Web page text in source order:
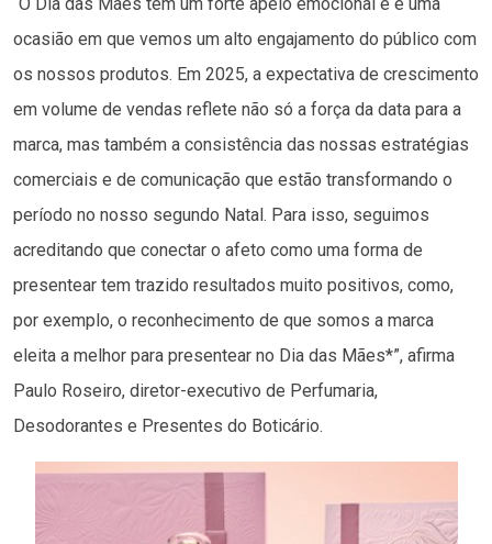
ocasião em que vemos um alto engajamento do público com
os nossos produtos. Em 2025, a expectativa de crescimento
em volume de vendas reflete não só a força da data para a
marca, mas também a consistência das nossas estratégias
comerciais e de comunicação que estão transformando o
período no nosso segundo Natal. Para isso, seguimos
acreditando que conectar o afeto como uma forma de
presentear tem trazido resultados muito positivos, como,
por exemplo, o reconhecimento de que somos a marca
eleita a melhor para presentear no Dia das Mães*”, afirma
Paulo Roseiro, diretor-executivo de Perfumaria,
Desodorantes e Presentes do Boticário.